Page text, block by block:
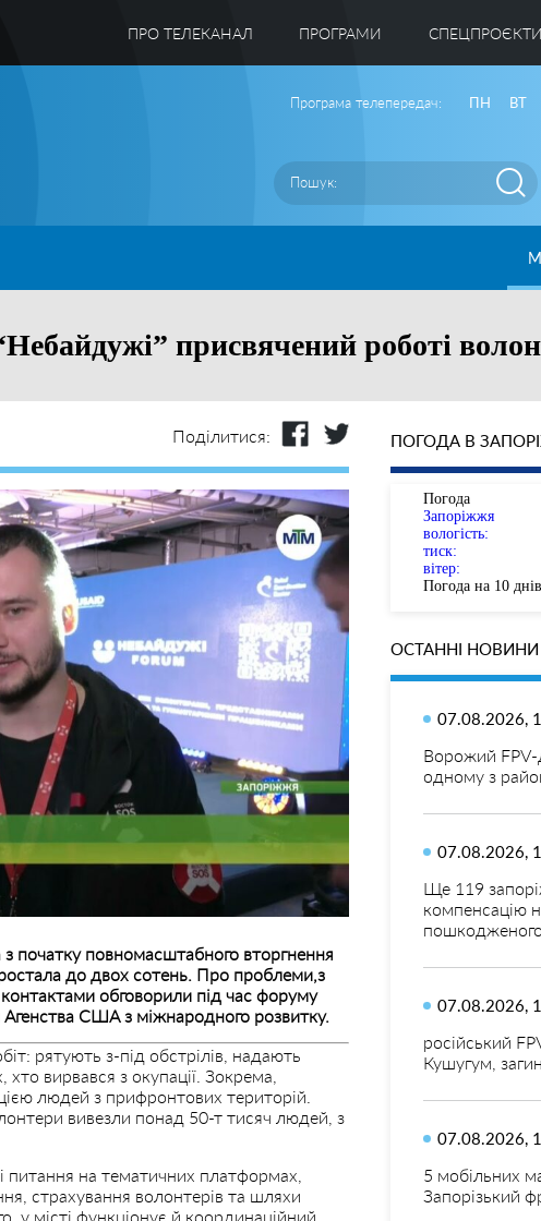
ПРО ТЕЛЕКАНАЛ ПРОГРАМИ CПЕЦПРОЄКТИ
Програма телепередач: ПН ВТ
присвячений роботі
Поділитися:
початку повномасштабного вторгнення
до двох сотень. Про проблеми,з
обговорили під час форуму
Агенства США з міжнародного розвитку.
рятують з-під обстрілів, надають
вирвався з окупації. Зокрема,
людей з прифронтових територій.
вивезли понад 50-т тисяч людей, з
на тематичних платформах,
страхування волонтерів та шляхи
у місті функціонує й координаційний
ПОГОДА В
Погода
Запоріжжя
вологість:
тиск:
вітер:
Погода на 10
ОСТАННІ НОВИНИ
07.08.2026,
Ворожий FPV-
одному з
07.08.2026,
Ще 119
компенсацію
07.08.2026,
російський
Кушугум,
07.08.2026,
5 мобільних
Запорізький